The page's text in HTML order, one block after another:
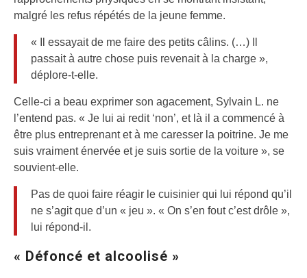
malgré les refus répétés de la jeune femme.
« Il essayait de me faire des petits câlins. (…) Il
passait à autre chose puis revenait à la charge »,
déplore-t-elle.
Celle-ci a beau exprimer son agacement, Sylvain L. ne
l’entend pas. « Je lui ai redit ‘non’, et là il a commencé à
être plus entreprenant et à me caresser la poitrine. Je me
suis vraiment énervée et je suis sortie de la voiture », se
souvient-elle.
Pas de quoi faire réagir le cuisinier qui lui répond qu’il
ne s’agit que d’un « jeu ». « On s’en fout c’est drôle »,
lui répond-il.
« Défoncé et alcoolisé »